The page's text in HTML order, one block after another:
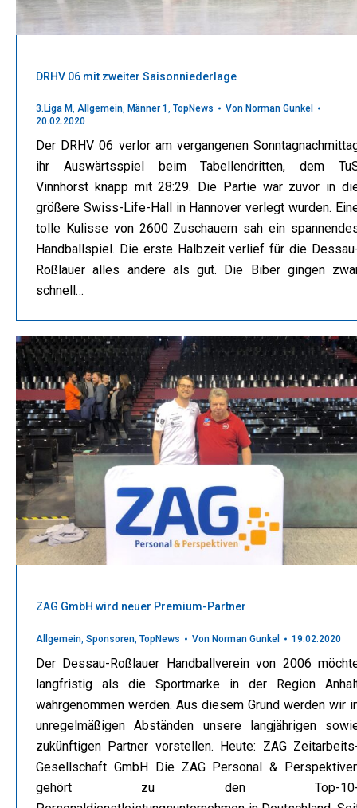
DRHV 06 mit zweiter Saisonniederlage
3.Liga M, Allgemein, Männer 1 , TopNews Von Norman Gunkel
20.02.2020
Der DRHV 06 verlor am vergangenen
ihr Auswärtsspiel beim Tabellendritten, dem
Vinnhorst knapp mit 28:29. Die Partie war zuvor in
größere Swiss-Life-Hall in Hannover verlegt wurden.
tolle Kulisse von 2600 Zuschauern sah ein
Handballspiel. Die erste Halbzeit verlief für die
Roßlauer alles andere als gut. Die Biber gingen
schnell…
ZAG GmbH wird neuer Premium-Partner
Allgemein Sponsoren TopNews Von Norman Gunkel 19.02.2020
Der Dessau-Roßlauer Handballverein von 2006
langfristig als die Sportmarke in der Region
wahrgenommen werden. Aus diesem Grund werden wir
unregelmäßigen Abständen unsere langjährigen
zukünftigen Partner vorstellen. Heute: ZAG
Gesellschaft GmbH Die ZAG Personal &
gehört zu den Top-